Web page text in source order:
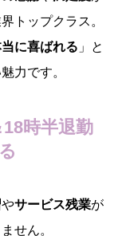
トップクラス。
に喜ばれる 」と
力です。
時半退勤
やサービス残業が
せん。